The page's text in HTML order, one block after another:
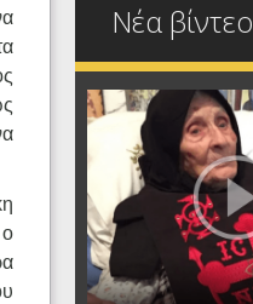
ο
Νέα βίντεο